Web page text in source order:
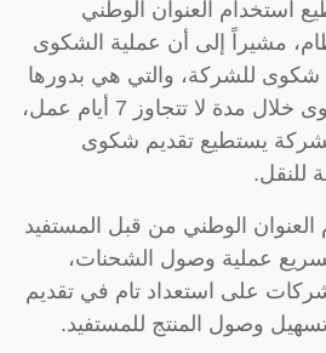
استخدام العنوان الوطني
مشيراً إلى أن عملية الشكوى
للشركة، والتي هي بدورها
ملزمة بالرد على الشكوى خلال مدة لا تتجاوز 7 أيام عمل،
يستطيع تقديم شكوى
للنقل.
الوطني من قبل المستفيد
عملية وصول الشحنات،
على استعداد تام في تقديم
وصول المنتج للمستفيد.